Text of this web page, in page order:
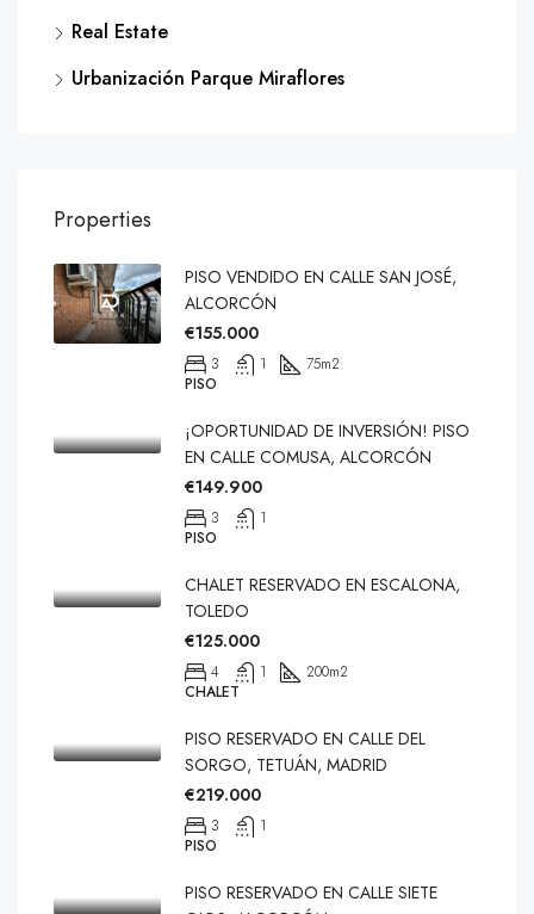
Real Estate
Urbanización Parque Miraflores
Properties
PISO VENDIDO EN CALLE SAN JOSÉ,
ALCORCÓN
€155.000
3 1 75m2
PISO
¡OPORTUNIDAD DE INVERSIÓN! PISO
EN CALLE COMUSA, ALCORCÓN
€149.900
3
1
PISO
CHALET RESERVADO EN ESCALONA,
TOLEDO
€125.000
4 1 200m2
CHALET
PISO RESERVADO EN CALLE DEL
SORGO, TETUÁN, MADRID
€219.000
3
1
PISO
PISO RESERVADO EN CALLE SIETE